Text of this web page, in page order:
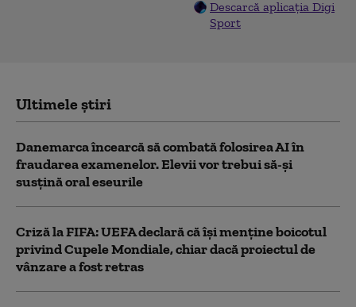
Descarcă aplicația Digi
Sport
Ultimele știri
Danemarca încearcă să combată folosirea AI în
fraudarea examenelor. Elevii vor trebui să-şi
susţină oral eseurile
Criză la FIFA: UEFA declară că îşi menţine boicotul
privind Cupele Mondiale, chiar dacă proiectul de
vânzare a fost retras